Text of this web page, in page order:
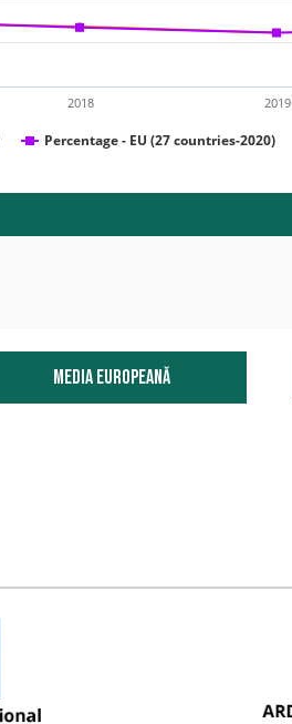
Percentage - EU (27 countries-2020)
2018 2019
Media Europeană